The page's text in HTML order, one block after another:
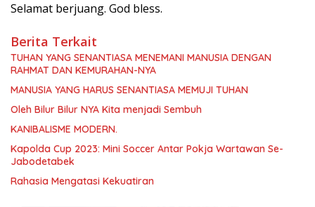
Selamat berjuang. God bless.
Berita Terkait
TUHAN YANG SENANTIASA MENEMANI MANUSIA DENGAN
RAHMAT DAN KEMURAHAN-NYA
MANUSIA YANG HARUS SENANTIASA MEMUJI TUHAN
Oleh Bilur Bilur NYA Kita menjadi Sembuh
KANIBALISME MODERN.
Kapolda Cup 2023: Mini Soccer Antar Pokja Wartawan Se-
Jabodetabek
Rahasia Mengatasi Kekuatiran